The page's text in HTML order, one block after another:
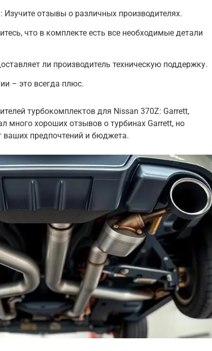
Изучите отзывы о различных производителях.
что в комплекте есть все необходимые детали
ли производитель техническую поддержку.
– это всегда плюс.
турбокомплектов для Nissan 370Z: Garrett,
много хороших отзывов о турбинах Garrett, но
ваших предпочтений и бюджета.